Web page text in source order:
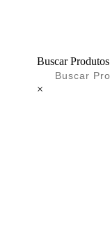
Buscar Produtos
×